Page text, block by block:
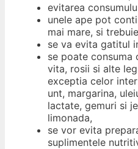
evitarea
unele ape pot
mai mare, si
se va evita gatitul
se poate consuma
vita, rosii si alte
exceptia celor
unt, margarina,
lactate, gemuri si
limonada,
se vor evita
suplimentele